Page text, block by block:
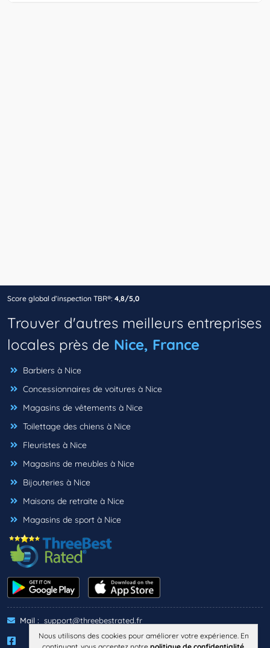
Score global d’inspection TBR®: 4,8/5,0
Trouver d'autres meilleurs entreprises
locales près de Nice, France
Barbiers à Nice
Concessionnaires de voitures à Nice
Magasins de vêtements à Nice
Toilettage des chiens à Nice
Fleuristes à Nice
Magasins de meubles à Nice
Bijouteries à Nice
Maisons de retraite à Nice
Magasins de sport à Nice
Mail : support@threebestrated.fr
Nous utilisons des cookies pour améliorer votre expérience. En